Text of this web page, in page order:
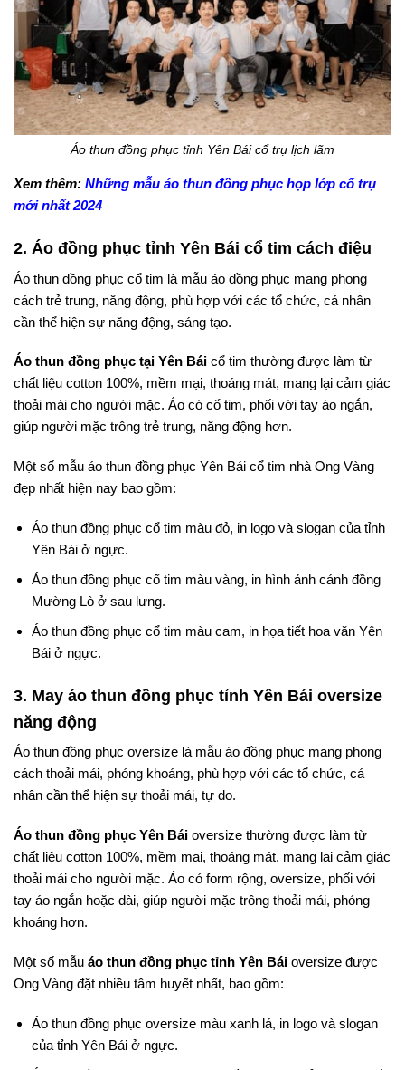
Áo thun đồng phục tỉnh Yên Bái cổ trụ lịch lãm
Xem thêm: Những mẫu áo thun đồng phục họp lớp cổ trụ
mới nhất 2024
2. Áo đồng phục tỉnh Yên Bái cổ tim cách điệu
Áo thun đồng phục cổ tim là mẫu áo đồng phục mang phong
cách trẻ trung, năng động, phù hợp với các tổ chức, cá nhân
cần thể hiện sự năng động, sáng tạo.
Áo thun đồng phục tại Yên Bái cổ tim thường được làm từ
chất liệu cotton 100%, mềm mại, thoáng mát, mang lại cảm giác
thoải mái cho người mặc. Áo có cổ tim, phối với tay áo ngắn,
giúp người mặc trông trẻ trung, năng động hơn.
Một số mẫu áo thun đồng phục Yên Bái cổ tim nhà Ong Vàng
đẹp nhất hiện nay bao gồm:
Áo thun đồng phục cổ tim màu đỏ, in logo và slogan của tỉnh
Yên Bái ở ngực.
Áo thun đồng phục cổ tim màu vàng, in hình ảnh cánh đồng
Mường Lò ở sau lưng.
Áo thun đồng phục cổ tim màu cam, in họa tiết hoa văn Yên
Bái ở ngực.
3. May áo thun đồng phục tỉnh Yên Bái oversize
năng động
Áo thun đồng phục oversize là mẫu áo đồng phục mang phong
cách thoải mái, phóng khoáng, phù hợp với các tổ chức, cá
nhân cần thể hiện sự thoải mái, tự do.
Áo thun đồng phục Yên Bái oversize thường được làm từ
chất liệu cotton 100%, mềm mại, thoáng mát, mang lại cảm giác
thoải mái cho người mặc. Áo có form rộng, oversize, phối với
tay áo ngắn hoặc dài, giúp người mặc trông thoải mái, phóng
khoáng hơn.
Một số mẫu áo thun đồng phục tỉnh Yên Bái oversize được
Ong Vàng đặt nhiều tâm huyết nhất, bao gồm:
Áo thun đồng phục oversize màu xanh lá, in logo và slogan
của tỉnh Yên Bái ở ngực.